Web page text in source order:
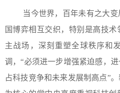
当今世界，百年未有之大
国博弈相互交织，特别是高技
主战场，深刻重塑全球秩序和
调，“必须进一步增强紧迫感，
占科技竞争和未来发展制高点”